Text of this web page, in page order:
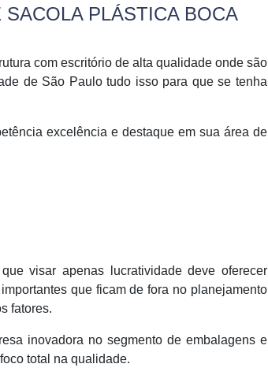
PLÁSTICA BOCA
com escritório de alta qualidade onde são
de São Paulo tudo isso para que se tenha
excelência e destaque em sua área de
visar apenas lucratividade deve oferecer
que ficam de fora no planejamento
fatores.
inovadora no segmento de embalagens e
total na qualidade.